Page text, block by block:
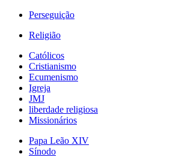
Perseguição
Religião
Católicos
Cristianismo
Ecumenismo
Igreja
JMJ
liberdade religiosa
Missionários
Papa Leão XIV
Sínodo